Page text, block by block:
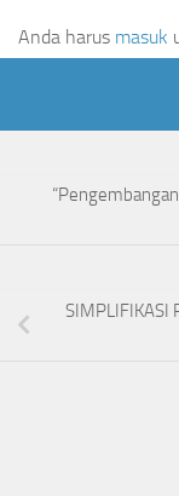
Anda harus masuk
SIMPLIFIKASI